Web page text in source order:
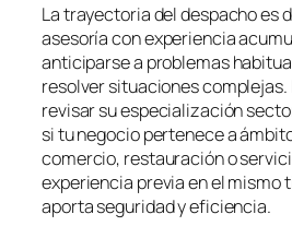
La trayectoria del despacho es
asesoría con experiencia
anticiparse a problemas
resolver situaciones
revisar su especialización
si tu negocio pertenece a
comercio, restauración o
experiencia previa en el mismo
aporta seguridad y eficiencia.